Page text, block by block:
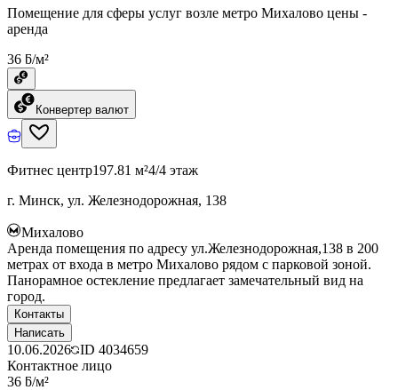
Помещение для сферы услуг возле метро Михалово цены -
аренда
36 ƃ/м²
Конвертер валют
Фитнес центр197.81 м²4/4 этаж
г. Минск, ул. Железнодорожная, 138
Михалово
Аренда помещения по адресу ул.Железнодорожная,138 в 200
метрах от входа в метро Михалово рядом с парковой зоной.
Панорамное остекление предлагает замечательный вид на
город.
Контакты
Написать
10.06.2026 ID 4034659
Контактное лицо
36 ƃ/м²